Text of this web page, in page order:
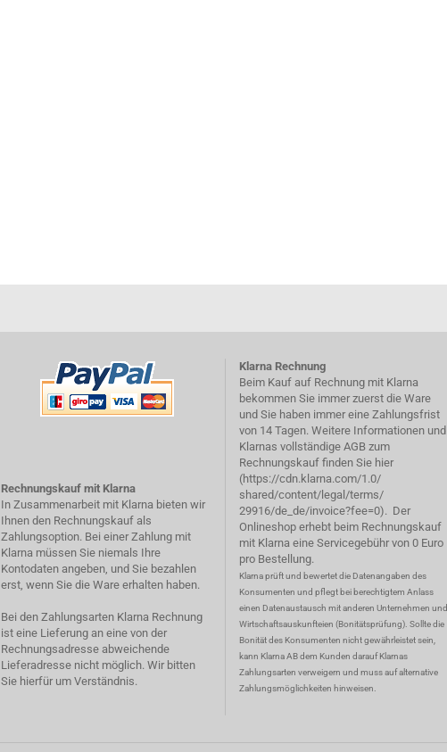
Rechnungskauf mit Klarna
In Zusammenarbeit mit Klarna bieten wir
Ihnen den Rechnungskauf als
Zahlungsoption. Bei einer Zahlung mit
Klarna müssen Sie niemals Ihre
Kontodaten angeben, und Sie bezahlen
erst, wenn Sie die Ware erhalten haben.
Bei den Zahlungsarten Klarna Rechnung
ist eine Lieferung an eine von der
Rechnungsadresse abweichende
Lieferadresse nicht möglich. Wir bitten
Sie hierfür um Verständnis.
Klarna Rechnung
Beim Kauf auf Rechnung mit Klarna
bekommen Sie immer zuerst die Ware
und Sie haben immer eine Zahlungsfrist
von 14 Tagen. Weitere Informationen und
Klarnas vollständige AGB zum
Rechnungskauf finden Sie hier
(https://cdn.klarna.com/1.0/
shared/content/legal/terms/
29916/de_de/invoice?fee=0). Der
Onlineshop erhebt beim Rechnungskauf
mit Klarna eine Servicegebühr von 0 Euro
pro Bestellung.
Klarna prüft und bewertet die Datenangaben des
Konsumenten und pflegt bei berechtigtem Anlass
einen Datenaustausch mit anderen Unternehmen und
Wirtschaftsauskunfteien (Bonitätsprüfung). Sollte die
Bonität des Konsumenten nicht gewährleistet sein,
kann Klarna AB dem Kunden darauf Klarnas
Zahlungsarten verweigern und muss auf alternative
Zahlungsmöglichkeiten hinweisen.